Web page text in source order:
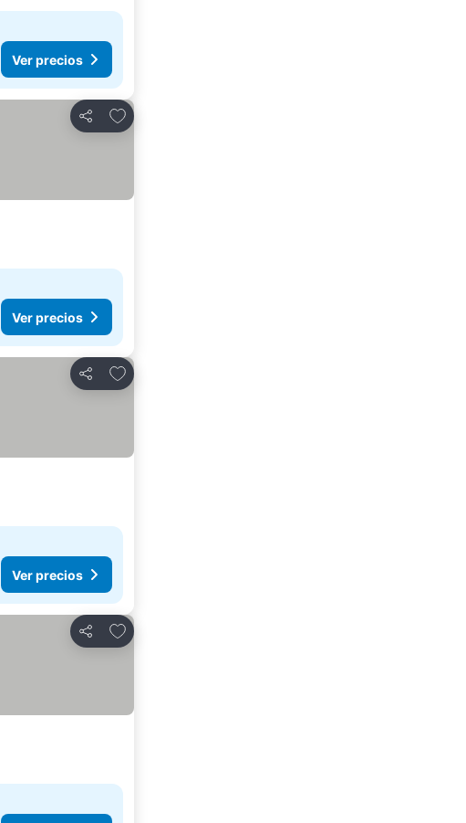
Ver precios
Compartir
Añadir a favoritos
Ver precios
Compartir
Añadir a favoritos
Ver precios
Compartir
Añadir a favoritos